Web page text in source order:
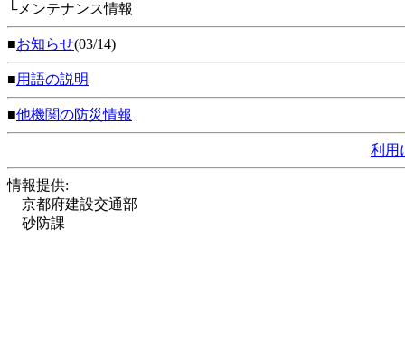
└メンテナンス情報
■お知らせ(03/14)
■用語の説明
■他機関の防災情報
利用
情報提供:
京都府建設交通部
砂防課